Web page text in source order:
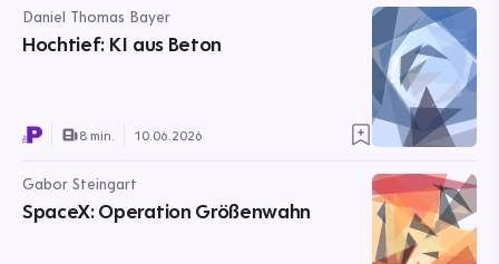
Daniel Thomas Bayer
Hochtief: KI aus Beton
8 min. 10.06.2026
Gabor Steingart
SpaceX: Operation Größenwahn